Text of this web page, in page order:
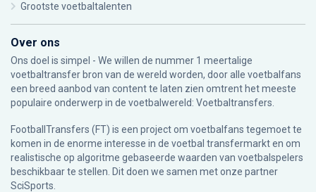
Grootste voetbaltalenten
Over ons
Ons doel is simpel - We willen de nummer 1 meertalige
voetbaltransfer bron van de wereld worden, door alle voetbalfans
een breed aanbod van content te laten zien omtrent het meeste
populaire onderwerp in de voetbalwereld: Voetbaltransfers.
FootballTransfers (FT) is een project om voetbalfans tegemoet te
komen in de enorme interesse in de voetbal transfermarkt en om
realistische op algoritme gebaseerde waarden van voetbalspelers
beschikbaar te stellen. Dit doen we samen met onze partner
SciSports